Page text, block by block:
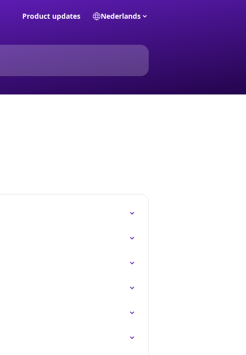
Product updates Nederlands